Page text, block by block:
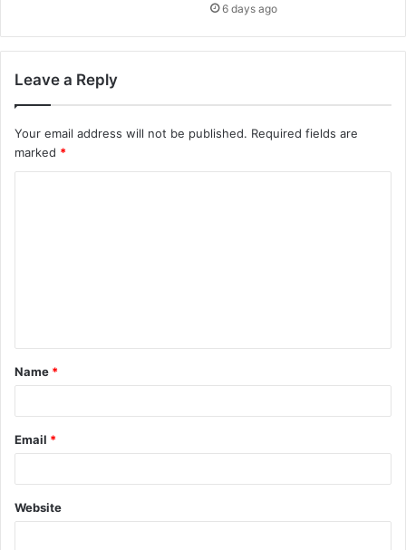
6 days ago
Leave a Reply
Your email address will not be published. Required fields are
marked *
t
*
Name *
Email *
Website